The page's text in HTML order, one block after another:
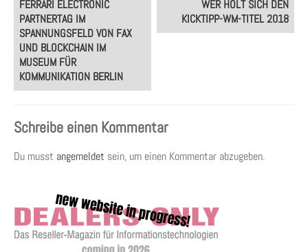
navigation
FERRARI ELECTRONIC
PARTNERTAG IM
SPANNUNGSFELD VON FAX
UND BLOCKCHAIN IM
MUSEUM FÜR
KOMMUNIKATION BERLIN
WER HOLT SICH DEN
KICKTIPP-WM-TITEL 2018
Schreibe einen Kommentar
Du musst angemeldet sein, um einen Kommentar abzugeben.